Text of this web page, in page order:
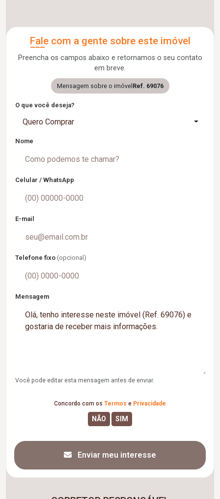
Fale com a gente sobre este imóvel
Preencha os campos abaixo e retornamos o seu contato
em breve.
Mensagem sobre o imóvelRef. 69076
O que você deseja?
Quero Comprar
Nome
Celular / WhatsApp
E-mail
Telefone fixo (opcional)
Mensagem
Você pode editar esta mensagem antes de enviar.
Concordo com os Termos e Privacidade
Enviar meu interesse